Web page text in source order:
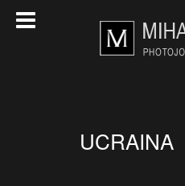
UCRAINA